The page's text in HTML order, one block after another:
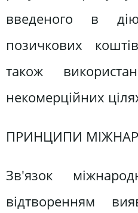
введеного в
позичкових
також
некомерційних
ПРИНЦИПИ
Зв'язок
відтворенням